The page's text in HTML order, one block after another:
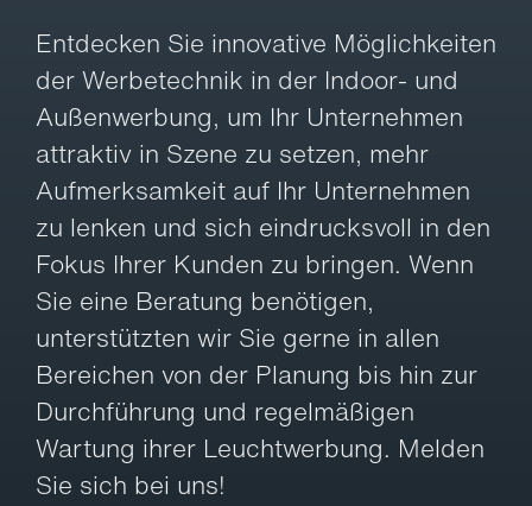
Entdecken Sie innovative Möglichkeiten
der Werbetechnik in der Indoor- und
Außenwerbung, um Ihr Unternehmen
attraktiv in Szene zu setzen, mehr
Aufmerksamkeit auf Ihr Unternehmen
zu lenken und sich eindrucksvoll in den
Fokus Ihrer Kunden zu bringen. Wenn
Sie eine Beratung benötigen,
unterstützten wir Sie gerne in allen
Bereichen von der Planung bis hin zur
Durchführung und regelmäßigen
Wartung ihrer Leuchtwerbung. Melden
Sie sich bei uns!